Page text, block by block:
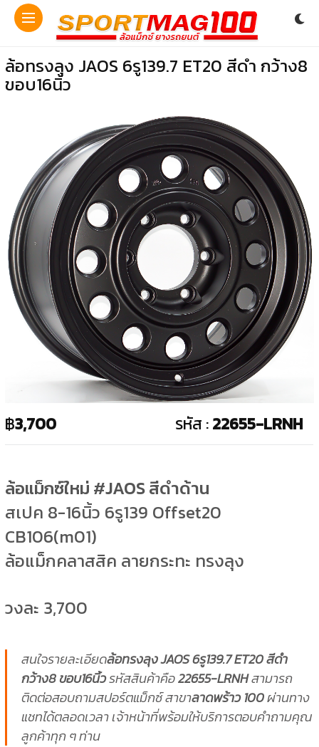
ล้อทรงลุง JAOS 6รู139.7 ET20 สีดำ กว้าง8
ขอบ16นิ้ว
฿3,700 รหัส :22655-LRNH
ล้อแม็กซ์ใหม่ #JAOS สีดำด้าน
สเปค 8-16นิ้ว 6รู139 Offset20
CB106(m01)
ล้อแม็กคลาสสิค ลายกระทะ ทรงลุง
วงละ 3,700
สนใจรายละเอียดล้อทรงลุง JAOS 6รู139.7 ET20 สีดำ
กว้าง8 ขอบ16นิ้วรหัสสินค้าคือ22655-LRNHสามารถ
ติดต่อสอบถามสปอร์ตแม็กซ์ สาขาลาดพร้าว 100ผ่านทาง
แชทได้ตลอดเวลา เจ้าหน้าที่พร้อมให้บริการตอบคำถามคุณ
ลูกค้าทุก ๆ ท่าน